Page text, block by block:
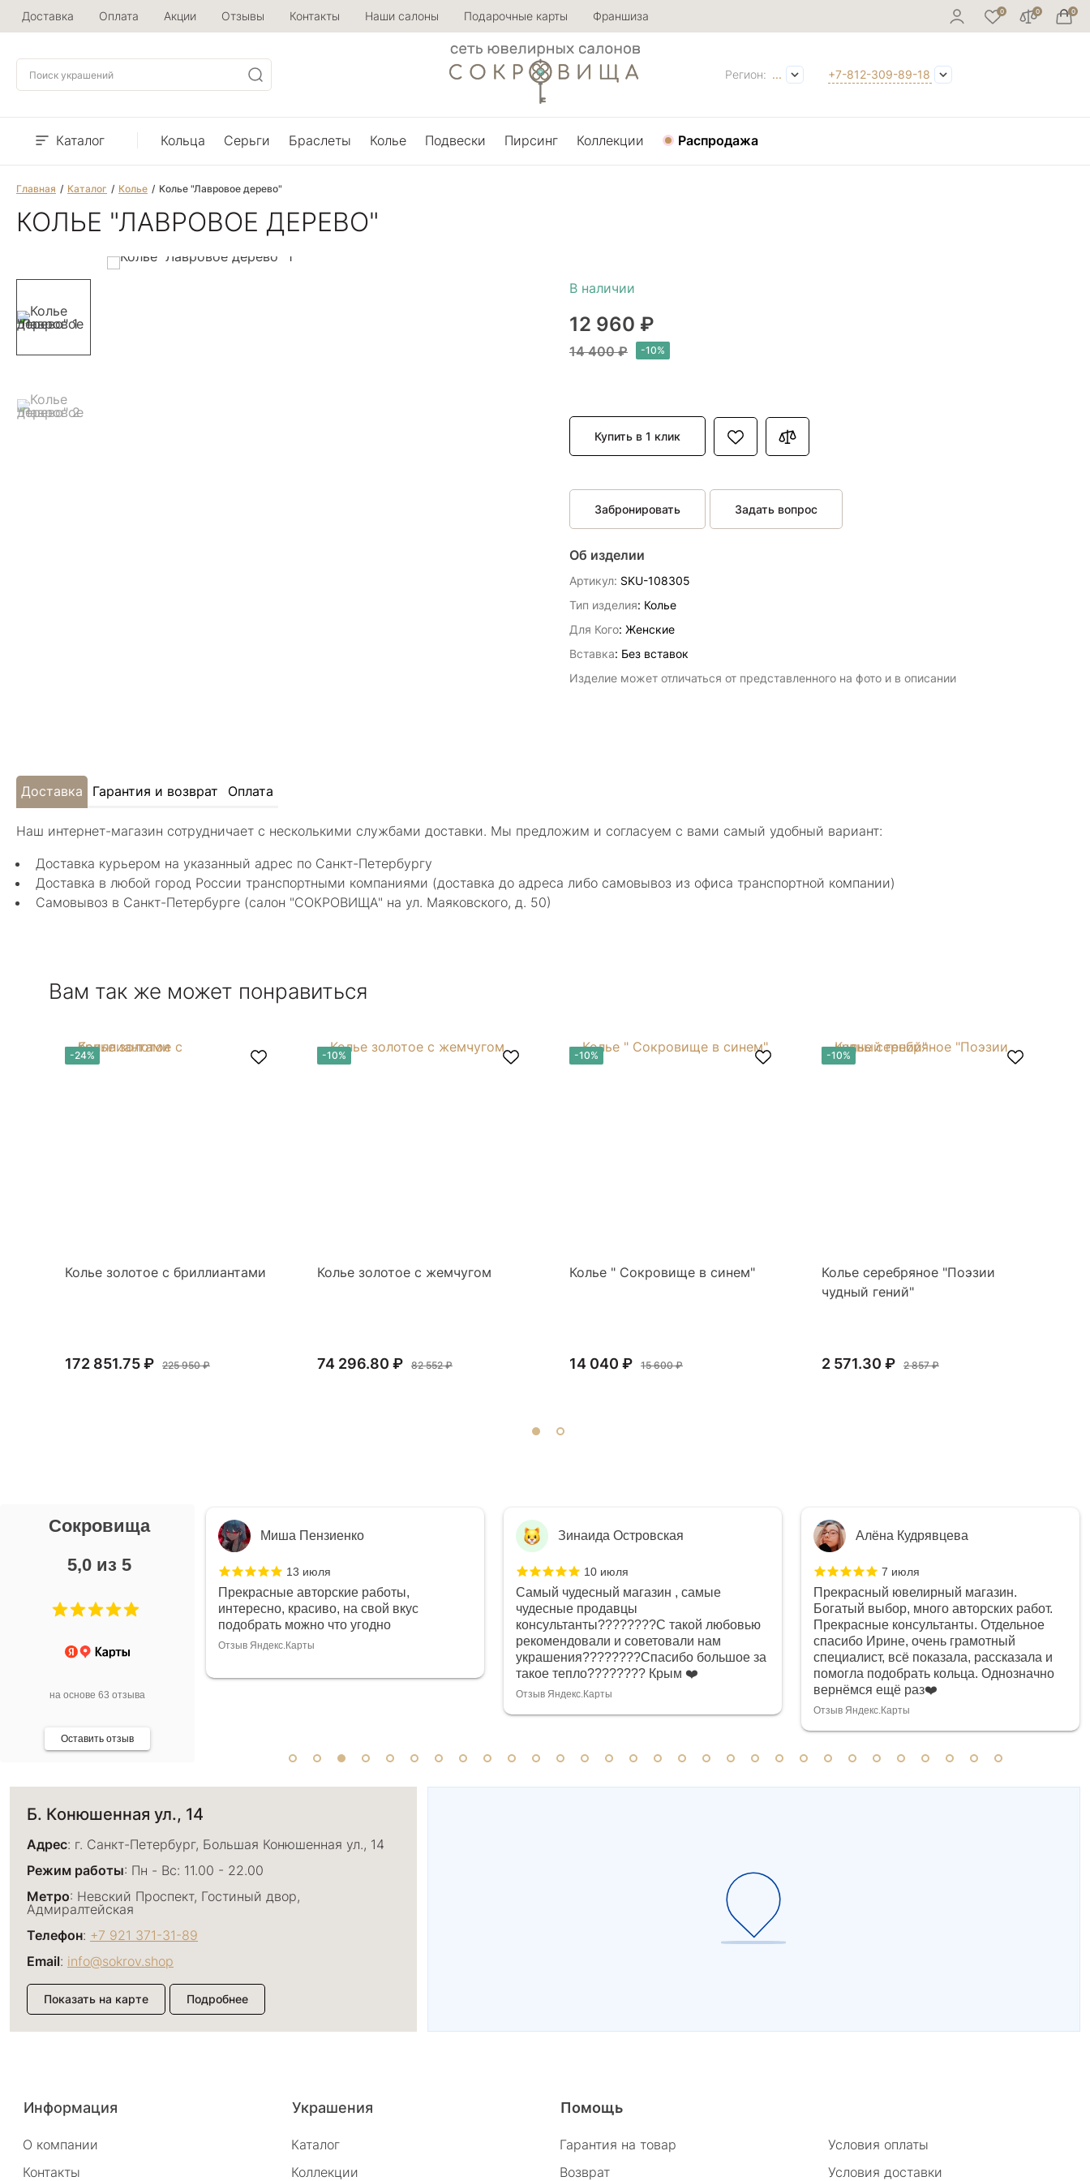
Доставка Оплата Акции Отзывы Контакты Наши салоны Подарочные карты Франшиза
Регион: ... +7-812-309-89-18
Каталог Кольца Серьги Браслеты Колье Подвески Пирсинг Коллекции Распродажа
Главная Каталог Колье Колье "Лавровое дерево"
КОЛЬЕ "ЛАВРОВОЕ ДЕРЕВО"
12 960 ₽
14 400 ₽
Купить в 1 клик
Забронировать Задать вопрос
Об изделии
Артикул: SKU-108305
Тип изделия: Колье
Для Кого: Женские
Вставка: Без вставок
Изделие может отличаться от представленного на фото и в описании
Доставка Гарантия и возврат Оплата
Наш интернет-магазин сотрудничает с несколькими службами доставки. Мы предложим и согласуем с вами самый удобный вариант:
Доставка курьером на указанный адрес по Санкт-Петербургу
Доставка в любой город России транспортными компаниями (доставка до адреса либо самовывоз из офиса транспортной компании)
Самовывоз в Санкт-Петербурге (салон "СОКРОВИЩА" на ул. Маяковского, д. 50)
Вам так же может понравиться
-24%
Колье золотое с бриллиантами
172 851.75 ₽ 225 950 ₽
-10%
Колье золотое с жемчугом
74 296.80 ₽ 82 552 ₽
-10%
Колье " Сокровище в синем"
14 040 ₽ 15 600 ₽
-10%
Колье серебряное "Поэзии
чудный гений"
2 571.30 ₽ 2 857 ₽
Сокровища
5,0 из 5
на основе 63 отзыва
Оставить отзыв
и завораживает
Миша Пензиенко
13 июля
Прекрасные авторские работы,
интересно, красиво, на свой вкус
подобрать можно что угодно
Отзыв Яндекс.Карты
Зинаида Островская
10 июля
Самый чудесный магазин , самые
чудесные продавцы
консультанты????????С такой любовью
рекомендовали и советовали нам
украшения????????Спасибо большое за
такое тепло???????? Крым ❤️
Отзыв Яндекс.Карты
Алёна Кудрявцева
7 июля
Прекрасный ювелирный магазин.
Богатый выбор, много авторских работ.
Прекрасные консультанты. Отдельное
спасибо Ирине, очень грамотный
специалист, всё показала, рассказала и
помогла подобрать кольца. Однозначно
вернёмся ещё раз❤️
Отзыв Яндекс.Карты
Б. Конюшенная ул., 14
Адрес: г. Санкт-Петербург, Большая Конюшенная ул., 14
Режим работы: Пн - Вс: 11.00 - 22.00
Метро: Невский Проспект, Гостиный двор,
Адмиралтейская
Телефон: +7 921 371-31-89
Email: info@sokrov.shop
Показать на карте Подробнее
Адрес: г. Санкт-Петербург, Большой проспект П.С., 26/2
Метро: Спортивная, Чкаловская, Петроградская
Информация
О компании
Контакты
Украшения
Каталог
Коллекции
Помощь
Гарантия на товар
Возврат
Условия оплаты
Условия доставки